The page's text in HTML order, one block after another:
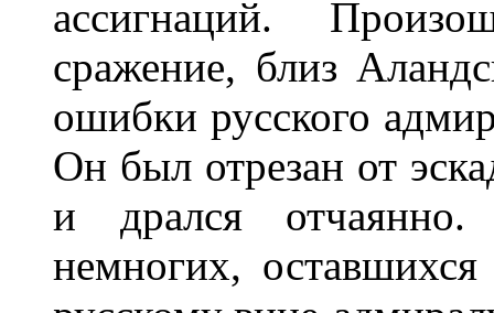
ассигнаций.
сражение, близ
ошибки русского
Он был отрезан от
и дрался
немногих,